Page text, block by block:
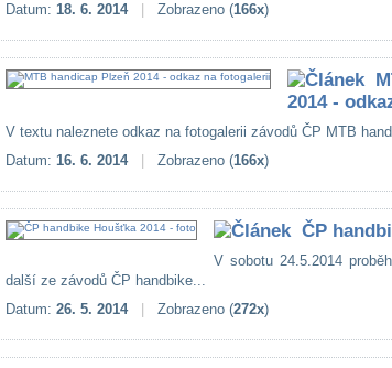
Datum: 18. 6. 2014 Zobrazeno (166x)
2014 -
V textu naleznete odkaz na fotogalerii závodů ČP MTB
Datum: 16. 6. 2014 Zobrazeno (166x)
ČP
V sobotu 24.5.2014
další ze závodů ČP handbike...
Datum: 26. 5. 2014 Zobrazeno (272x)